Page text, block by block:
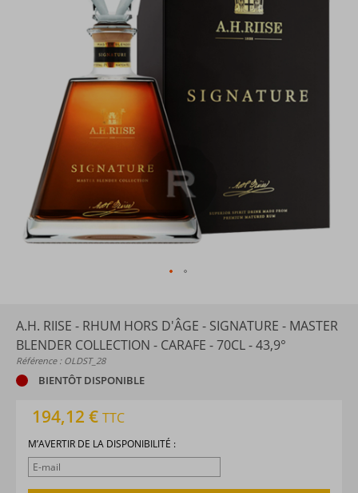
A.H. RIISE - RHUM HORS D'ÂGE - SIGNATURE - MASTER
BLENDER COLLECTION - CARAFE - 70CL - 43,9°
Référence : OLDST_28
BIENTÔT DISPONIBLE
194,12 € TTC
M’AVERTIR DE LA DISPONIBILITÉ :